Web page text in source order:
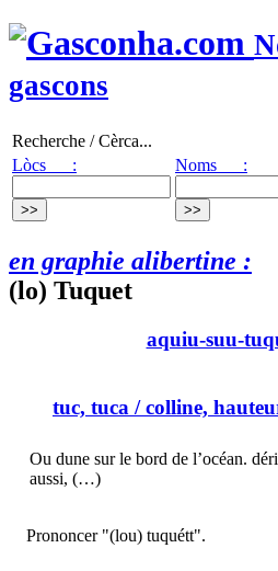
gascons
Recherche / Cèrca...
Lòcs :
Noms :
en graphie alibertine :
(lo) Tuquet
aquiu-suu-
tuc, tuca / colline,
Ou dune sur le bord de l’océan.
aussi, (…)
Prononcer "(lou) tuquétt".